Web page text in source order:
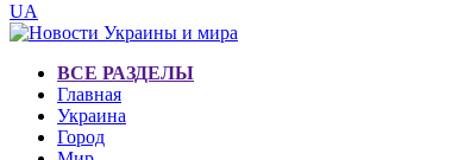
UA
ВСЕ РАЗДЕЛЫ
Главная
Украина
Город